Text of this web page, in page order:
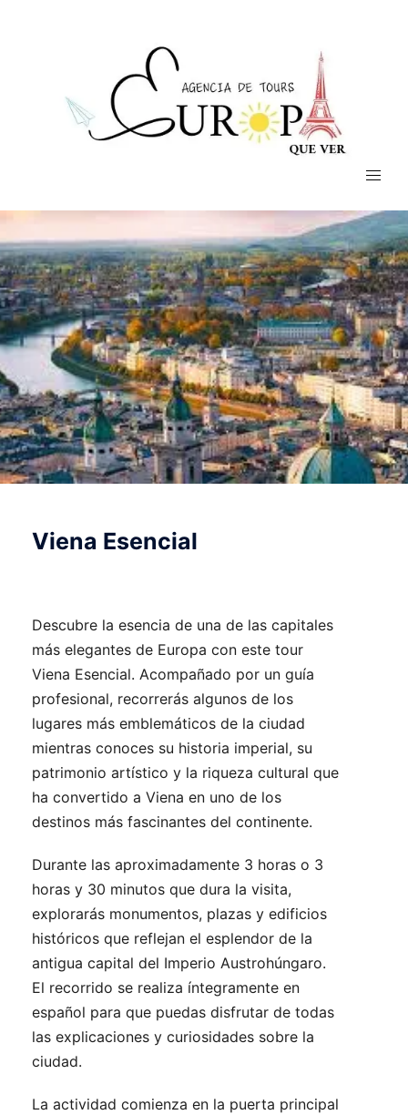
Viena Esencial
Descubre la esencia de una de las capitales
más elegantes de Europa con este tour
Viena Esencial. Acompañado por un guía
profesional, recorrerás algunos de los
lugares más emblemáticos de la ciudad
mientras conoces su historia imperial, su
patrimonio artístico y la riqueza cultural que
ha convertido a Viena en uno de los
destinos más fascinantes del continente.
Durante las aproximadamente 3 horas o 3
horas y 30 minutos que dura la visita,
explorarás monumentos, plazas y edificios
históricos que reflejan el esplendor de la
antigua capital del Imperio Austrohúngaro.
El recorrido se realiza íntegramente en
español para que puedas disfrutar de todas
las explicaciones y curiosidades sobre la
ciudad.
La actividad comienza en la puerta principal